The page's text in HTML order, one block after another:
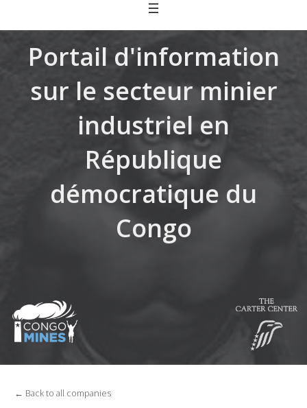
Portail d'information
sur le secteur minier
industriel en
République
démocratique du
Congo
← Back to all companies